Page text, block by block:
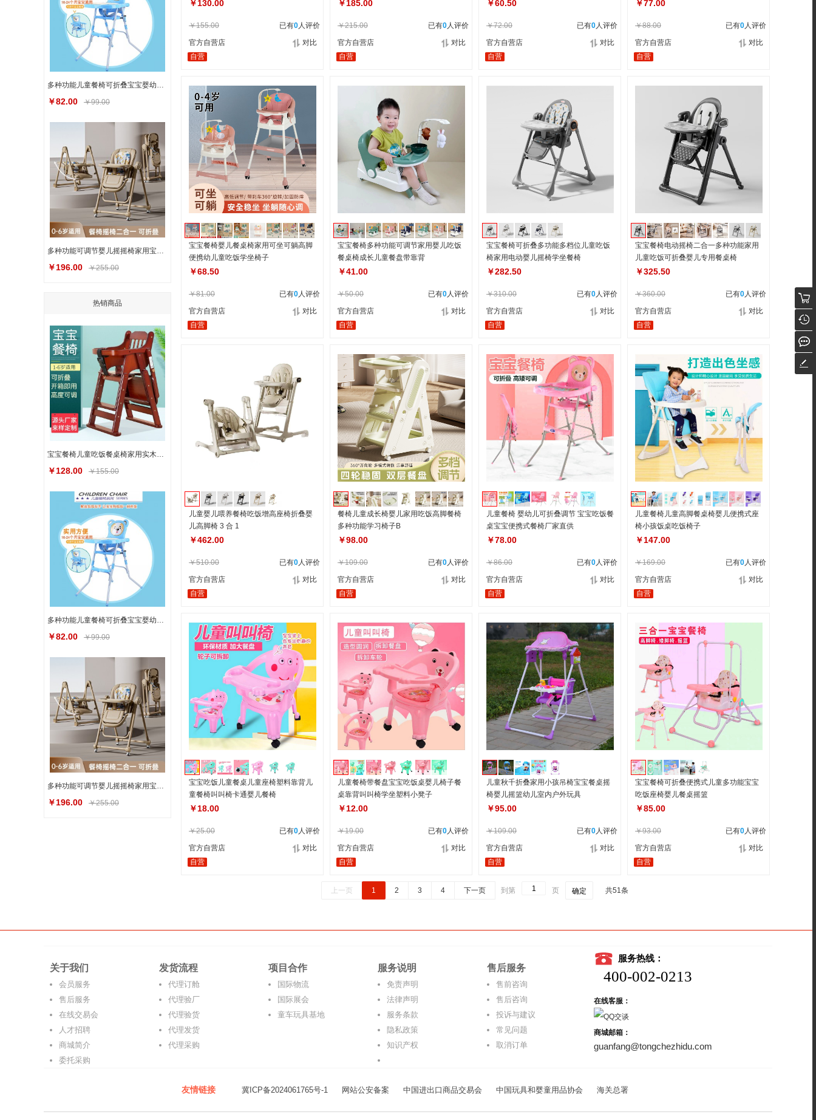
多种功能儿童餐椅可折叠宝宝婴幼儿吃饭椅餐桌椅高脚儿童餐椅
￥82.00 ￥99.00
多种功能可调节婴儿摇摇椅家用宝宝餐椅便携儿童吃饭餐桌成长椅
￥196.00 ￥255.00
热销商品
宝宝餐椅儿童吃饭餐桌椅家用实木婴儿多种功能可升降可折叠座椅子
￥128.00 ￥155.00
多种功能儿童餐椅可折叠宝宝婴幼儿吃饭椅餐桌椅高脚儿童餐椅
￥82.00 ￥99.00
多种功能可调节婴儿摇摇椅家用宝宝餐椅便携儿童吃饭餐桌成长椅
￥196.00 ￥255.00
￥130.00
￥155.00 已有0人评价
官方自营店
对比
自营
￥185.00
￥215.00 已有0人评价
官方自营店
对比
自营
￥60.50
￥72.00 已有0人评价
官方自营店
对比
自营
￥77.00
￥88.00 已有0人评价
官方自营店
对比
自营
宝宝餐椅婴儿餐桌椅家用可坐可躺高脚
便携幼儿童吃饭学坐椅子
￥68.50
￥81.00 已有0人评价
官方自营店
对比
自营
宝宝餐椅多种功能可调节家用婴儿吃饭
餐桌椅成长儿童餐盘带靠背
￥41.00
￥50.00 已有0人评价
官方自营店
对比
自营
宝宝餐椅可折叠多功能多档位儿童吃饭
椅家用电动婴儿摇椅学坐餐椅
￥282.50
￥310.00 已有0人评价
官方自营店
对比
自营
宝宝餐椅电动摇椅二合一多种功能家用
儿童吃饭可折叠婴儿专用餐桌椅
￥325.50
￥360.00 已有0人评价
官方自营店
对比
自营
儿童婴儿喂养餐椅吃饭增高座椅折叠婴
儿高脚椅 3 合 1
￥462.00
￥510.00 已有0人评价
官方自营店
对比
自营
餐椅儿童成长椅婴儿家用吃饭高脚餐椅
多种功能学习椅子B
￥98.00
￥109.00 已有0人评价
官方自营店
对比
自营
儿童餐椅 婴幼儿可折叠调节 宝宝吃饭餐
桌宝宝便携式餐椅厂家直供
￥78.00
￥86.00 已有0人评价
官方自营店
对比
自营
儿童餐椅儿童高脚餐桌椅婴儿便携式座
椅小孩饭桌吃饭椅子
￥147.00
￥169.00 已有0人评价
官方自营店
对比
自营
宝宝吃饭儿童餐桌儿童座椅塑料靠背儿
童餐椅叫叫椅卡通婴儿餐椅
￥18.00
￥25.00 已有0人评价
官方自营店
对比
自营
儿童餐椅带餐盘宝宝吃饭桌婴儿椅子餐
桌靠背叫叫椅学坐塑料小凳子
￥12.00
￥19.00 已有0人评价
官方自营店
对比
自营
儿童秋千折叠家用小孩吊椅宝宝餐桌摇
椅婴儿摇篮幼儿室内户外玩具
￥95.00
￥109.00 已有0人评价
官方自营店
对比
自营
宝宝餐椅可折叠便携式儿童多功能宝宝
吃饭座椅婴儿餐桌摇篮
￥85.00
￥93.00 已有0人评价
官方自营店
对比
自营
上一页 1 2 3 4 下一页 到第 页 确定 共51条
关于我们
会员服务
售后服务
在线交易会
人才招聘
商城简介
委托采购
发货流程
代理订舱
代理验厂
代理验货
代理发货
代理采购
项目合作
国际物流
国际展会
童车玩具基地
服务说明
免责声明
法律声明
服务条款
隐私政策
知识产权
售后服务
售前咨询
售后咨询
投诉与建议
常见问题
取消订单
服务热线：
400-002-0213
在线客服：
商城邮箱：
guanfang@tongchezhidu.com
友情链接 冀ICP备2024061765号-1 网站公安备案 中国进出口商品交易会 中国玩具和婴童用品协会 海关总署